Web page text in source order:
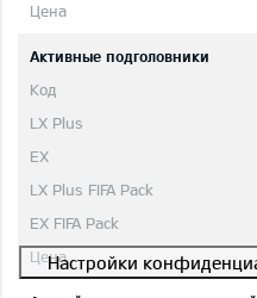
Активные подголовники